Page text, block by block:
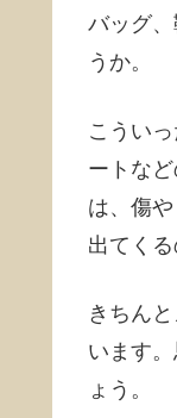
バッグ
うか。
こうい
ートな
は、傷
出てくる
きちん
います
ょう。